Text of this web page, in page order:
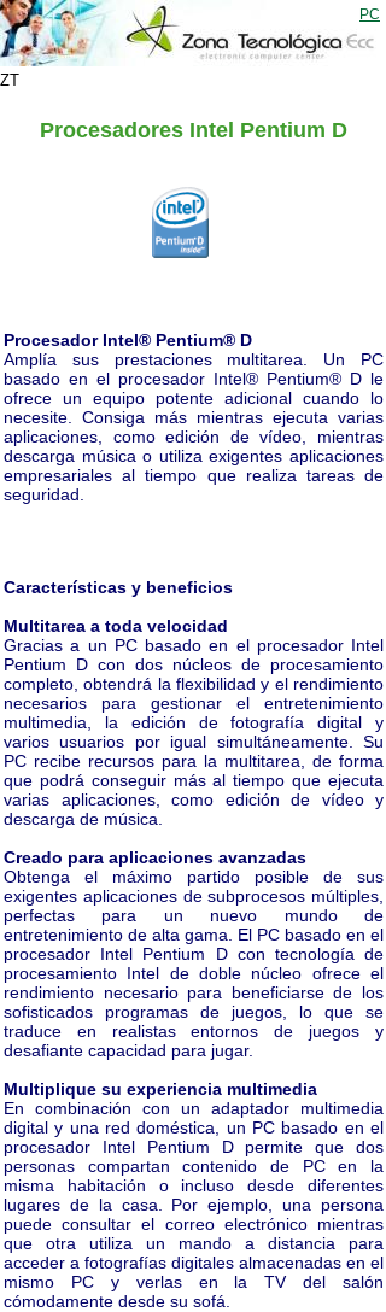
Procesadores Intel Pentium D
PC
ZT
Procesador Intel® Pentium® D
Amplía sus prestaciones multitarea. Un PC
basado en el procesador Intel® Pentium® D le
ofrece un equipo potente adicional cuando lo
necesite. Consiga más mientras ejecuta varias
aplicaciones, como edición de vídeo, mientras
descarga música o utiliza exigentes aplicaciones
empresariales al tiempo que realiza tareas de
seguridad.
Características y beneficios
Multitarea a toda velocidad
Gracias a un PC basado en el procesador Intel
Pentium D con dos núcleos de procesamiento
completo, obtendrá la flexibilidad y el rendimiento
necesarios para gestionar el entretenimiento
multimedia, la edición de fotografía digital y
varios usuarios por igual simultáneamente. Su
PC recibe recursos para la multitarea, de forma
que podrá conseguir más al tiempo que ejecuta
varias aplicaciones, como edición de vídeo y
descarga de música.
Creado para aplicaciones avanzadas
Obtenga el máximo partido posible de sus
exigentes aplicaciones de subprocesos múltiples,
perfectas para un nuevo mundo de
entretenimiento de alta gama. El PC basado en el
procesador Intel Pentium D con tecnología de
procesamiento Intel de doble núcleo ofrece el
rendimiento necesario para beneficiarse de los
sofisticados programas de juegos, lo que se
traduce en realistas entornos de juegos y
desafiante capacidad para jugar.
Multiplique su experiencia multimedia
En combinación con un adaptador multimedia
digital y una red doméstica, un PC basado en el
procesador Intel Pentium D permite que dos
personas compartan contenido de PC en la
misma habitación o incluso desde diferentes
lugares de la casa. Por ejemplo, una persona
puede consultar el correo electrónico mientras
que otra utiliza un mando a distancia para
acceder a fotografías digitales almacenadas en el
mismo PC y verlas en la TV del salón
cómodamente desde su sofá.